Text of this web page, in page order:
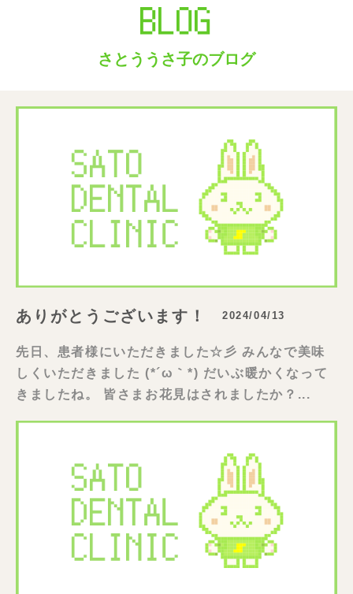
BLOG
さとううさ子のブログ
ありがとうございます！ 2024/04/13
先日、患者様にいただきました☆彡 みんなで美味
しくいただきました (*´ω｀*) だいぶ暖かくなって
きましたね。 皆さまお花見はされましたか？...